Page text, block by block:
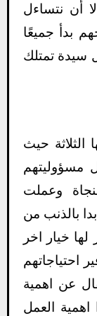
أن نتساءل
بدأ جميعًا
سيدة تمتلك
مع ابنائها الثلاثة حيث
مسؤوليتهم
وعملت
بالذنب من
خيار اخر
احتياجاتهم
عن اهمية
اهمية العمل